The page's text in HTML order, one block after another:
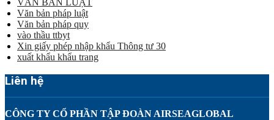
Văn bản pháp luật
Văn bản pháp quy
vào thầu ttbyt
Xin giấy phép nhập khẩu Thông tư 30
xuất khẩu khẩu trang
Liên hệ
CÔNG TY CỔ PHẦN TẬP ĐOÀN AIRSEAGLOBAL